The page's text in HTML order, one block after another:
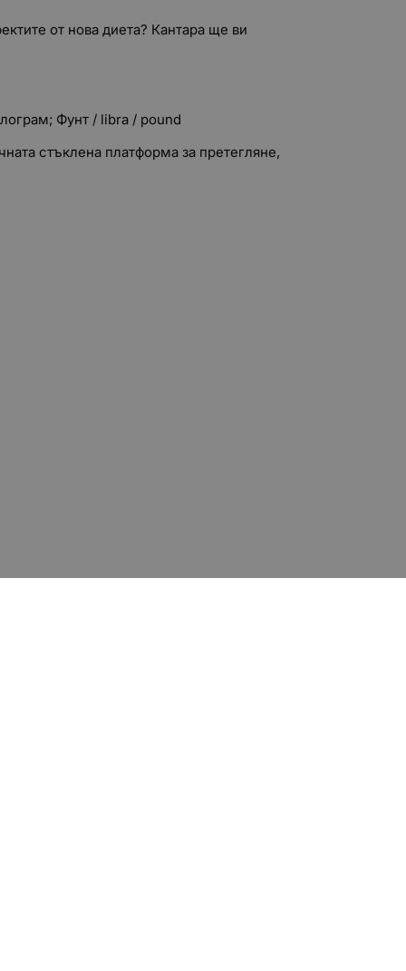
от нова диета? Кантара ще ви
Фунт / libra / pound
стъклена платформа за претегляне,